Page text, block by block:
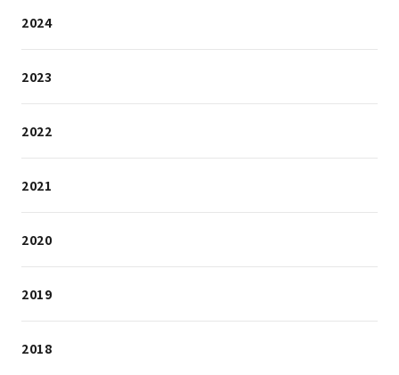
2024
2023
2022
2021
2020
2019
2018